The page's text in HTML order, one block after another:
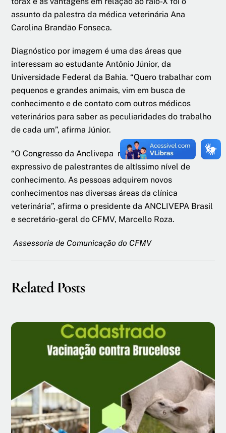
assunto da palestra da médica veterinária Ana
Carolina Brandão Fonseca.
Diagnóstico por imagem é uma das áreas que
interessam ao estudante Antônio Júnior, da
Universidade Federal da Bahia. “Quero trabalhar com
pequenos e grandes animais, vim em busca de
conhecimento e de contato com outros médicos
veterinários para saber as peculiaridades do trabalho
de cada um”, afirma Júnior.
“O Congresso da Anclivepa reúne um número
expressivo de palestrantes de altíssimo nível de
conhecimento. As pessoas adquirem novos
conhecimentos nas diversas áreas da clínica
veterinária”, afirma o presidente da ANCLIVEPA Brasil
e secretário-geral do CFMV, Marcello Roza.
Assessoria de Comunicação do CFMV
Related Posts